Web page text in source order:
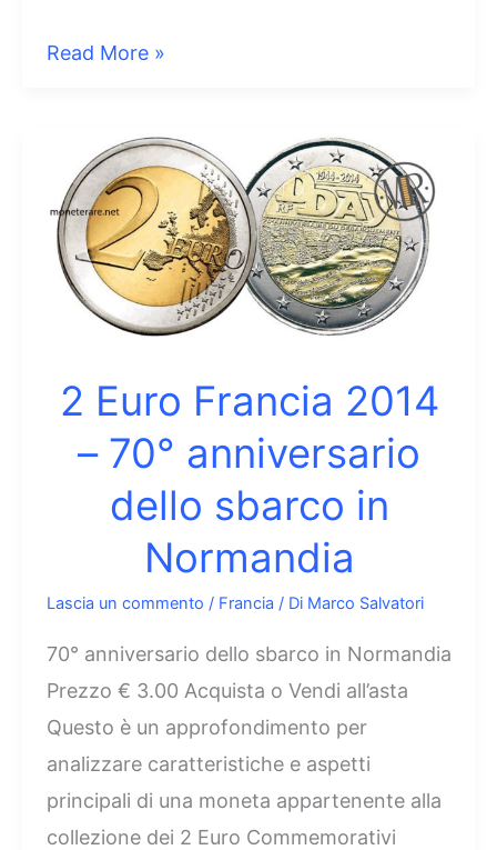
2
2015
225°
anniversario
Festa
Federazione
Read More »
2 Euro Francia 2014
– 70° anniversario
dello sbarco in
Normandia
Lascia un commento / Francia / Di Marco Salvatori
70° anniversario dello sbarco in Normandia
Prezzo € 3.00 Acquista o Vendi all’asta
Questo è un approfondimento per
analizzare caratteristiche e aspetti
principali di una moneta appartenente alla
collezione dei 2 Euro Commemorativi